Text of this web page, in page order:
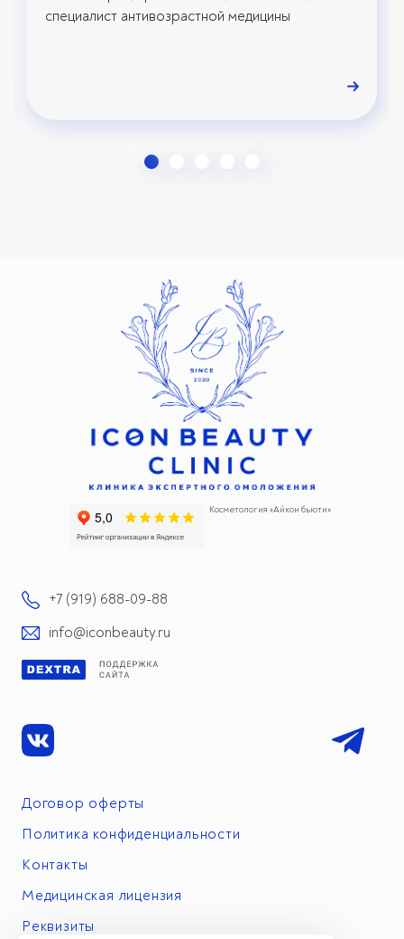
специалист антивозрастной медицины
Договор оферты
Политика конфиденциальности
Контакты
Медицинская лицензия
Реквизиты
Косметология «Айкон бьюти»
+7 (919) 688-09-88
info@iconbeauty.ru